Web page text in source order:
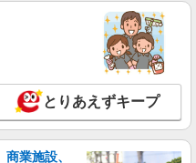
円 ＜日払い有/週払い有/交
詳細を見る
とりあえずキープ
業施設、